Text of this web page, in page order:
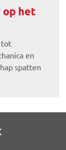
het
tot
en
spatten